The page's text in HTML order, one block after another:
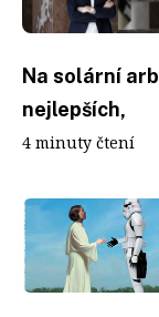
Na solární
nejlepších,
4 minuty čtení